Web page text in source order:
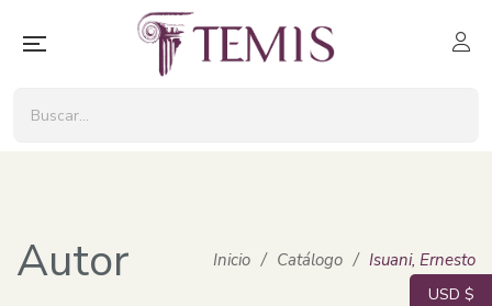
Autor Inicio / Catálogo / Isuani, Ernesto
USD $